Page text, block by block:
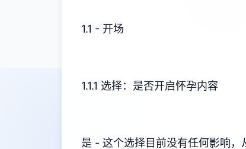
1.1 - 开场
1.1.1 选择：是否开启怀孕内容
是 - 这个选择目前没有任何影响